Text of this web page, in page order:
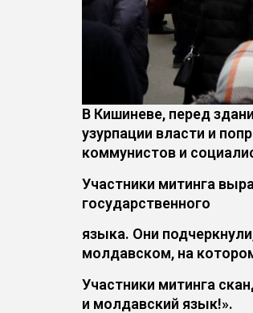
В Кишиневе, перед
узурпации власти и
коммунистов и
Участники митинга
государственного
языка. Они
молдавском, на
Участники митинга
и молдавский язык!».